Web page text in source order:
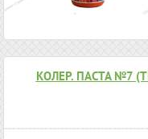
КОЛЕР. ПАСТА №7